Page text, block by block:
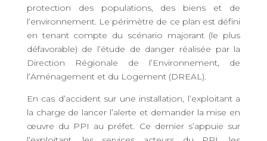
protection des populations, des biens et de
l’environnement. Le périmètre de ce plan est défini
en tenant compte du scénario majorant (le plus
défavorable) de l’étude de danger réalisée par la
Direction Régionale de l’Environnement, de
l’Aménagement et du Logement (DREAL).
En cas d’accident sur une installation, l’exploitant a
la charge de lancer l’alerte et demander la mise en
œuvre du PPI au préfet. Ce dernier s’appuie sur